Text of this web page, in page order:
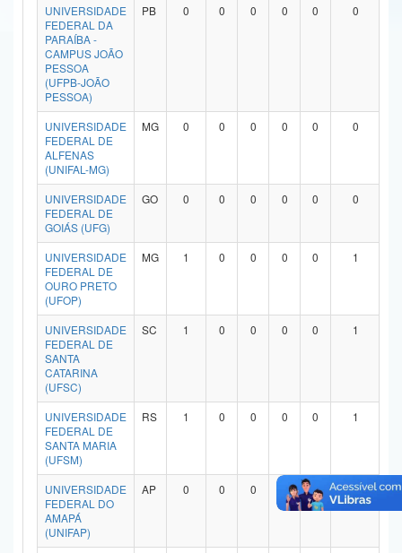
Advocacia-Geral da União
Banco Central do Brasil
UNIVERSIDADE
FEDERAL DA
PARAÍBA -
CAMPUS JOÃO
PESSOA
(UFPB-JOÃO
PESSOA)
PB 0 0 0 0 0 0
UNIVERSIDADE
FEDERAL DE
ALFENAS
(UNIFAL-MG)
MG 0 0 0 0 0 0
UNIVERSIDADE
FEDERAL DE
GOIÁS (UFG)
GO 0 0 0 0 0 0
UNIVERSIDADE
FEDERAL DE
OURO PRETO
(UFOP)
MG 1 0 0 0 0 1
UNIVERSIDADE
FEDERAL DE
SANTA
CATARINA
(UFSC)
SC 1 0 0 0 0 1
UNIVERSIDADE
FEDERAL DE
SANTA MARIA
(UFSM)
RS 1 0 0 0 0 1
UNIVERSIDADE
FEDERAL DO
AMAPÁ
(UNIFAP)
AP 0 0 0 0 0